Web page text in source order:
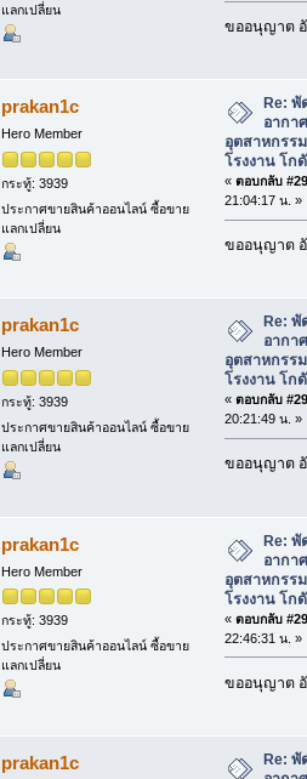
แลกเปลี่ยน
ขออนุญาต
prakan1c
Hero Member
กระทู้: 3939
ประกาศขายสินค้าออนไลน์ ซื้อขาย
แลกเปลี่ยน
Re:
อากา
อุตสาหกรร
โรงงาน โก
« ตอบกลับ
21:04:17 น. »
ขออนุญาต
prakan1c
Hero Member
กระทู้: 3939
ประกาศขายสินค้าออนไลน์ ซื้อขาย
แลกเปลี่ยน
Re:
อากา
อุตสาหกรร
โรงงาน โก
« ตอบกลับ
20:21:49 น. »
ขออนุญาต
prakan1c
Hero Member
กระทู้: 3939
ประกาศขายสินค้าออนไลน์ ซื้อขาย
แลกเปลี่ยน
Re: พั
อากา
อุตสาหกรร
โรงงาน โก
« ตอบกลับ
22:46:31 น. »
ขออนุญาต
prakan1c
Re: พั